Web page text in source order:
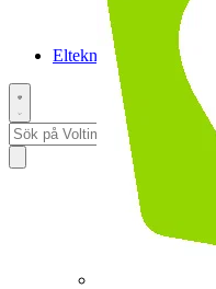
Elteknikpodden